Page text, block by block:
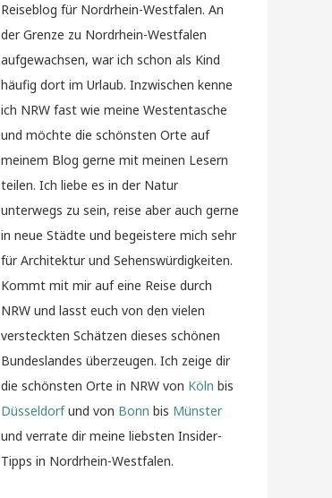
Reiseblog für Nordrhein-Westfalen. An
der Grenze zu Nordrhein-Westfalen
aufgewachsen, war ich schon als Kind
häufig dort im Urlaub. Inzwischen kenne
ich NRW fast wie meine Westentasche
und möchte die schönsten Orte auf
meinem Blog gerne mit meinen Lesern
teilen. Ich liebe es in der Natur
unterwegs zu sein, reise aber auch gerne
in neue Städte und begeistere mich sehr
für Architektur und Sehenswürdigkeiten.
Kommt mit mir auf eine Reise durch
NRW und lasst euch von den vielen
versteckten Schätzen dieses schönen
Bundeslandes überzeugen. Ich zeige dir
die schönsten Orte in NRW von Köln bis
Düsseldorfund von Bonn bis Münster
und verrate dir meine liebsten Insider-
Tipps in Nordrhein-Westfalen.